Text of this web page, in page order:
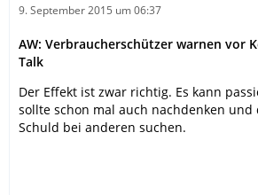
9. September 2015 um 06:37
AW: Verbraucherschützer warnen vor
Talk
Der Effekt ist zwar richtig. Es kann
sollte schon mal auch nachdenken
Schuld bei anderen suchen.